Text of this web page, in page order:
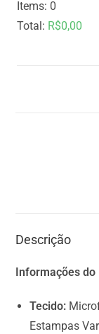
Items: 0
Total: R$0,00
a
0
Descrição
Informações do
Tecido:
Estampas